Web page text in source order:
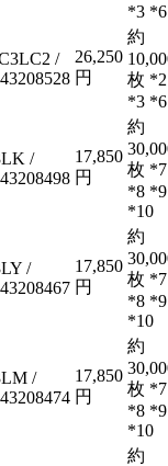
*3 *6
/
26,250
円
約
枚 *2
*3 *6
/
17,850
円
約
枚 *7
*8 *9
*10
/
17,850
円
約
枚 *7
*8 *9
*10
/
17,850
円
約
枚 *7
*8 *9
*10
約